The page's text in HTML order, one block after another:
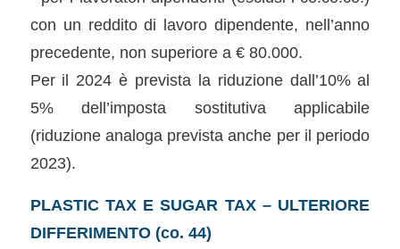
con un reddito di lavoro dipendente, nell’anno
precedente, non superiore a € 80.000.
Per il 2024 è prevista la riduzione dall’10% al
5% dell’imposta sostitutiva applicabile
(riduzione analoga prevista anche per il periodo
2023).
PLASTIC TAX E SUGAR TAX – ULTERIORE
DIFFERIMENTO (co. 44)